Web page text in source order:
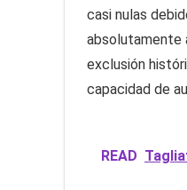
casi nulas
absolutamente
exclusión
capacidad de
READ